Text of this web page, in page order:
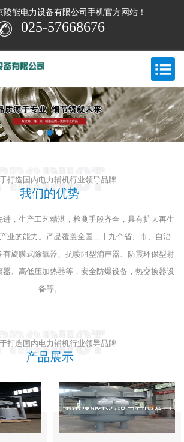
陵能电力设备有限公司手机官方网站！
025-57668676
打造国内电力辅机行业领导品牌
我们的优势
，生产工艺精湛，检测手段齐全，具有扩大再生
业的能力。 产品覆盖全国二十九个省、市、自治
有旋膜式除氧器、抗喷阻型消声器、防震环保型射
、高低压加热器等，安全防爆设备，热交换器设
备等。
打造国内电力辅机行业领导品牌
产品展示